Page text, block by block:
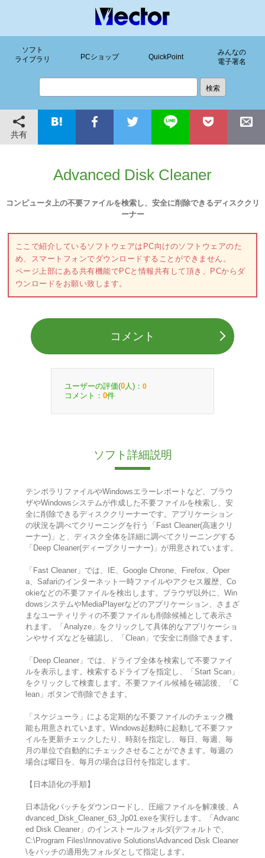
ソフト
ライブラリ
PCショップ QuickPoint
みんなの
電子署名
共有
Advanced Disk Cleaner
コンピュータ上の不要ファイルを検索し、安全に削除できるディスククリ
ーナー
ここで紹介しているソフトウェアはPC向けのソフトウェアのた
め、スマートフォンでダウンロードすることができません。
ページ上部にある共有機能でPCと情報共有して頂き、PCからダ
ウンロードをお願い致します。
コメント
ユーザーの評価(0 人)： 0
コメント： 0件
ソフト詳細説明
テンポラリファイルやWindowsエラーレポートなど、ブラウ
ザやWindowsシステムが作成した不要ファイルを検索し、安
全に削除できるディスククリーナーです。アプリケーション
の状況を調べてクリーニングを行う「Fast Cleaner(高速クリ
ーナー)」と、ディスク全体を詳細に調べてクリーニングする
「Deep Cleaner(ディープクリーナー)」が用意されています。
「Fast Cleaner」では、IE、Google Chrone、Firefox、Oper
a、Safariのインターネット一時ファイルやアクセス履歴、Co
okieなどの不要ファイルを検出します。ブラウザ以外に、Win
dowsシステムやMediaPlayerなどのアプリケーション、さまざ
まなユーティリティの不要ファイルも削除候補として表示さ
れます。「Analyze」をクリックして具体的なアプリケーショ
ンやサイズなどを確認し、「Clean」で安全に削除できます。
「Deep Cleaner」では、ドライブ全体を検索して不要ファイ
ルを表示します。検索するドライブを指定し、「Start Scan」
をクリックして検査します。不要ファイル候補を確認後、「C
lean」ボタンで削除できます。
「スケジューラ」による定期的な不要ファイルのチェック機
能も用意されています。Windows起動時に起動して不要ファ
イルを更新チェックしたり、時刻を指定し、毎日、毎週、毎
月の単位で自動的にチェックさせることができます。毎週の
場合は曜日を、毎月の場合は日付を指定します。
【日本語化の手順】
日本語化パッチをダウンロードし、圧縮ファイルを解凍後、A
dvanced_Disk_Cleaner_63_Jp01.exeを実行します。「Advanc
ed Disk Cleaner」のインストールフォルダ(デフォルトで、
C:\Program Files\Innovative Solutions\Advanced Disk Cleaner
\をパッチの適用先フォルダとして指定します。